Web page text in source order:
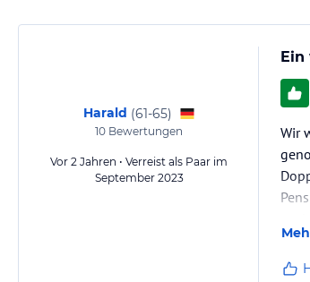
Harald (61-65)
10 Bewertungen
Vor 2 Jahren • Verreist als Paar im
September 2023
Ein
Wir